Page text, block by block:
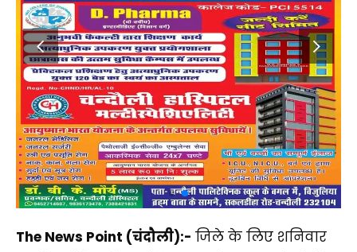
The News Point (चंदौली):- जिले के लिए शनिवार